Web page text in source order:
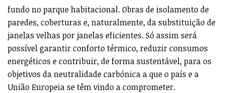
fundo no parque habitacional. Obras de isolamento de
paredes, coberturas e, naturalmente, da substituição de
janelas velhas por janelas eficientes. Só assim será
possível garantir conforto térmico, reduzir consumos
energéticos e contribuir, de forma sustentável, para os
objetivos da neutralidade carbónica a que o país e a
União Europeia se têm vindo a comprometer.